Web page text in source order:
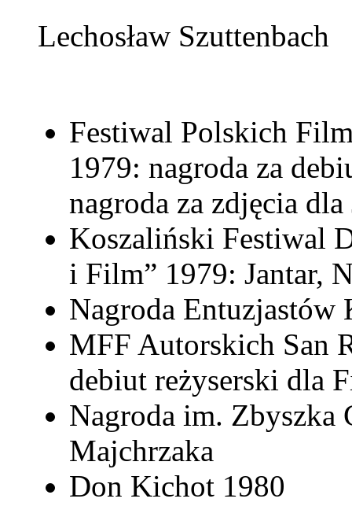
Lechosław Szuttenbach
Festiwal Polskich
1979: nagroda za
nagroda za zdjęcia
Koszaliński Festiwal
i Film” 1979: Jantar,
Nagroda Entuzjastów
MFF Autorskich San
debiut reżyserski dla
Nagroda im. Zbyszka
Majchrzaka
Don Kichot 1980